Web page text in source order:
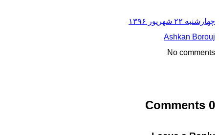
چهارشنبه ۲۲ شهریور ۱۳۹۶
Ashkan Borouj
No comments
0 Comments